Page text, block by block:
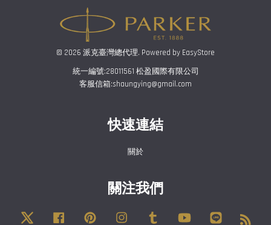
© 2026 派克臺灣總代理. Powered by EasyStore
統一編號:28011561 松盈國際有限公司
客服信箱:shaungying@gmail.com
快速連結
關於
關注我們
Twitter Facebook Pinterest Instagram Tumblr YouTube